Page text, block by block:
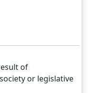
of
or legislative